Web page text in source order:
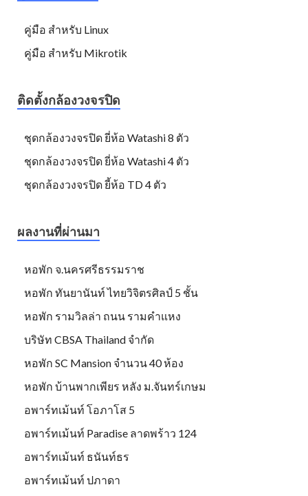
คู่มือ สำหรับ Linux
คู่มือ สำหรับ Mikrotik
ติดตั้งกล้องวงจรปิด
ชุดกล้องวงจรปิด ยี่ห้อ Watashi 8 ตัว
ชุดกล้องวงจรปิด ยี่ห้อ Watashi 4 ตัว
ชุดกล้องวงจรปิด ยี้ห้อ TD 4 ตัว
ผลงานที่ผ่านมา
หอพัก จ.นครศรีธรรมราช
หอพัก ทันยานันท์ ไทยวิจิตรศิลป์ 5 ชั้น
หอพัก รามวิลล่า ถนน รามคำแหง
บริษัท CBSA Thailand จำกัด
หอพัก SC Mansion จำนวน 40 ห้อง
หอพัก บ้านพากเพียร หลัง ม.จันทร์เกษม
อพาร์ทเม้นท์ โอภาโส 5
อพาร์ทเม้นท์ Paradise ลาดพร้าว 124
อพาร์ทเม้นท์ ธนันท์ธร
อพาร์ทเม้นท์ ปภาดา